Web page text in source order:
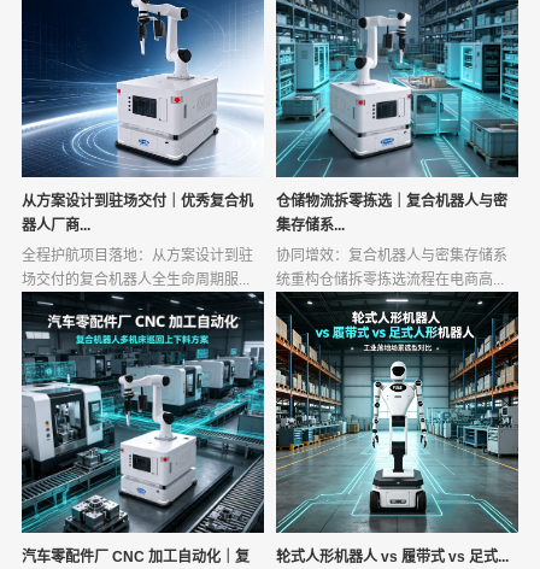
从方案设计到驻场交付｜优秀复合机
器人厂商...
全程护航项目落地：从方案设计到驻
场交付的复合机器人全生命周期服...
仓储物流拆零拣选｜复合机器人与密
集存储系...
协同增效：复合机器人与密集存储系
统重构仓储拆零拣选流程在电商高...
汽车零配件厂 CNC 加工自动化｜复
轮式人形机器人 vs 履带式 vs 足式...